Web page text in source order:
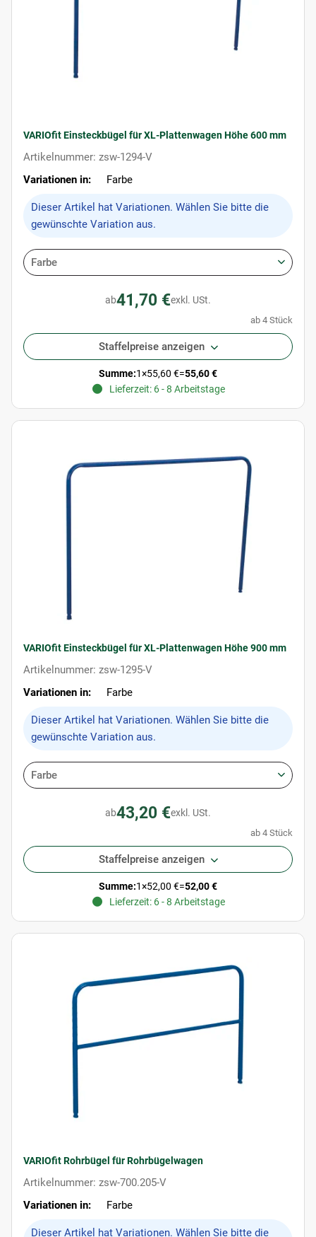
VARIOfit Einsteckbügel für XL-Plattenwagen Höhe 600 mm
Artikelnummer: zsw-1294-V
Variationen in:
Farbe
xDieser Artikel hat Variationen. Wählen Sie bitte die
gewünschte Variation aus.
Farbe
ab41,70 €exkl. USt.
ab 4 Stück
Staffelpreise anzeigen
Summe:1×55,60 €=55,60 €
Lieferzeit: 6 - 8 Arbeitstage
VARIOfit Einsteckbügel für XL-Plattenwagen Höhe 900 mm
Artikelnummer: zsw-1295-V
Variationen in:
Farbe
xDieser Artikel hat Variationen. Wählen Sie bitte die
gewünschte Variation aus.
Farbe
ab43,20 €exkl. USt.
ab 4 Stück
Staffelpreise anzeigen
Summe:1×52,00 €=52,00 €
Lieferzeit: 6 - 8 Arbeitstage
VARIOfit Rohrbügel für Rohrbügelwagen
Artikelnummer: zsw-700.205-V
Variationen in:
Farbe
xDieser Artikel hat Variationen. Wählen Sie bitte die